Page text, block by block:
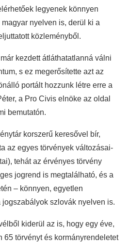
legyenek könnyen
nyelven is, derül ki a
közleményből.
kezdett átláthatatlanná válni
s ez megerősítette azt az
portált hozzunk létre erre a
a Pro Civis elnöke az oldal
bemutatón.
korszerű keresővel bír,
az egyes törvények változásai-
tehát az érvényes törvény
jogrend is megtalálható, és a
– könnyen, egyetlen
jogszabályok szlovák nyelven is.
kiderül az is, hogy egy éve,
65 törvényt és kormányrendeletet